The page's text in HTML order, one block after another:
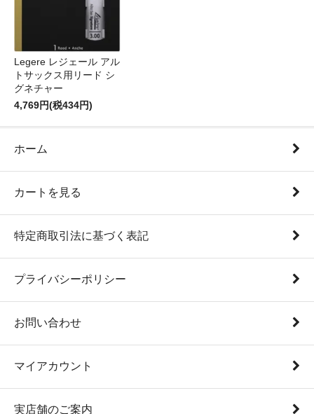
Legere レジェール アル
トサックス用リード シ
グネチャー
4,769円(税434円)
ホーム
カートを見る
特定商取引法に基づく表記
プライバシーポリシー
お問い合わせ
マイアカウント
実店舗のご案内